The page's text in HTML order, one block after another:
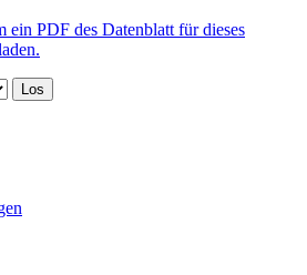
ein PDF des Datenblatt für dieses
Los